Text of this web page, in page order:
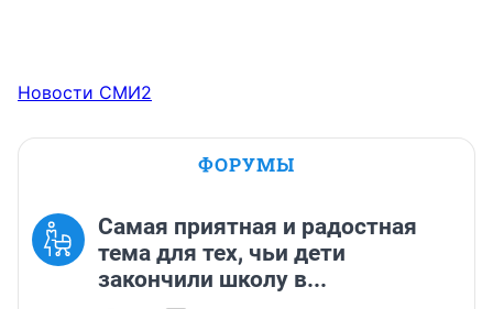
Новости СМИ2
ФОРУМЫ
Самая приятная и радостная
тема для тех, чьи дети
закончили школу в...